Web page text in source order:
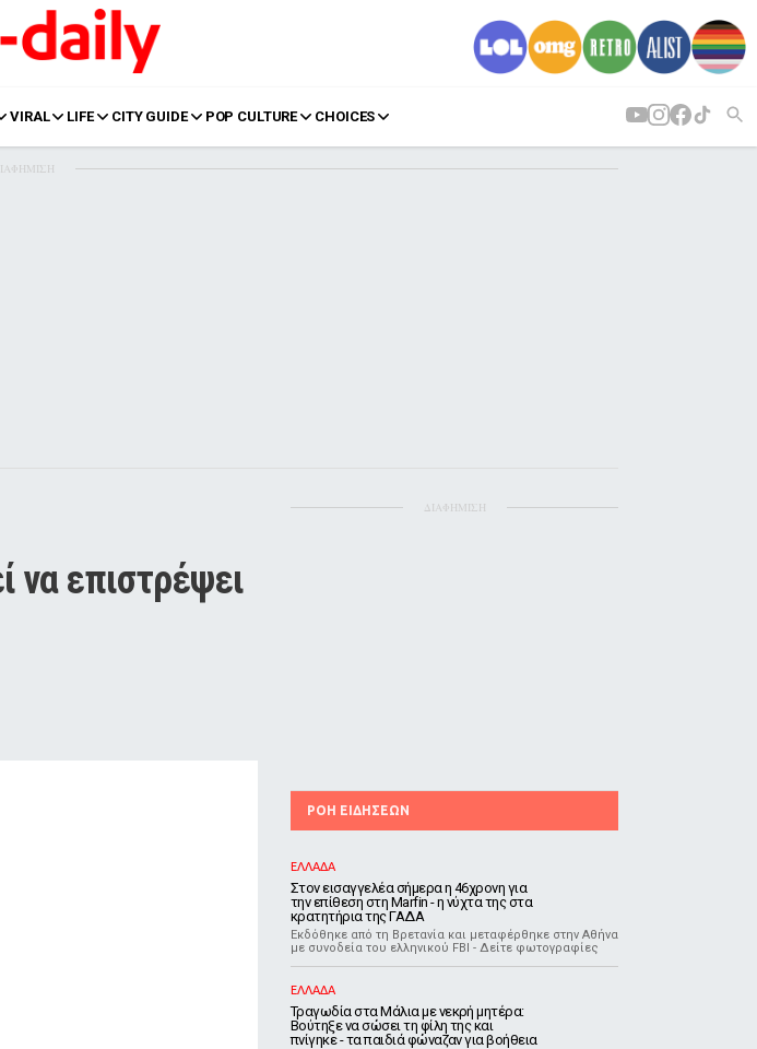
VIRAL LIFE CITY GUIDE POP CULTURE CHOICES
να επιστρέψει
ΔΙΑΦΗΜΙΣΗ
ΡΟΗ ΕΙΔΗΣΕΩΝ
ΕΛΛΑΔΑ
Στον εισαγγελέα σήμερα η 46χρονη για
την επίθεση στη Marfin - η νύχτα της στα
κρατητήρια της ΓΑΔΑ
Εκδόθηκε από τη Βρετανία και μεταφέρθηκε στην Αθήνα
με συνοδεία του ελληνικού FBI - Δείτε φωτογραφίες
ΕΛΛΑΔΑ
Τραγωδία στα Μάλια με νεκρή μητέρα:
Βούτηξε να σώσει τη φίλη της και
πνίγηκε - τα παιδιά φώναζαν για βοήθεια